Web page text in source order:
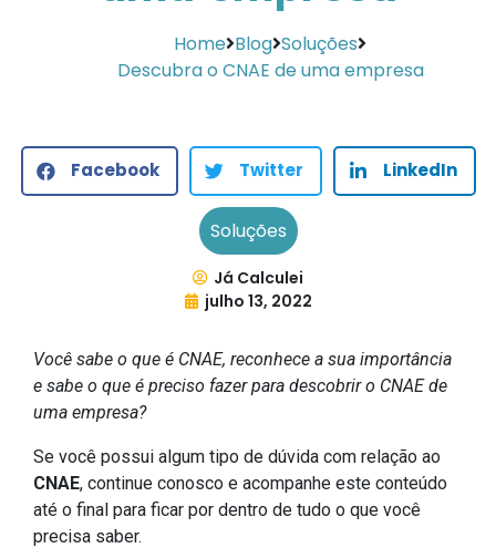
Home Blog Soluções
Descubra o CNAE de uma empresa
Facebook Twitter LinkedIn
Soluções
Já Calculei
julho 13, 2022
Você sabe o que é CNAE, reconhece a sua importância
e sabe o que é preciso fazer para descobrir o CNAE de
uma empresa?
Se você possui algum tipo de dúvida com relação ao
CNAE, continue conosco e acompanhe este conteúdo
até o final para ficar por dentro de tudo o que você
precisa saber.